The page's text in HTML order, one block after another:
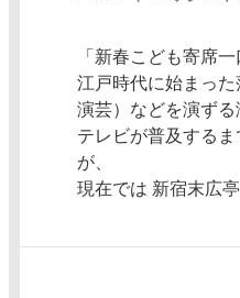
「新春こども寄席
江戸時代に始まっ
演芸）などを演ずる
テレビが普及する
が、
現在では 新宿末広